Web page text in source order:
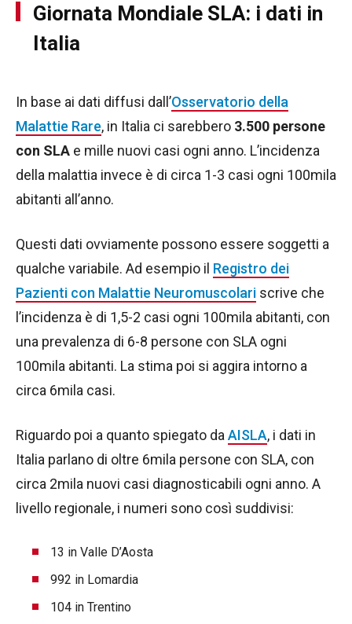
Giornata Mondiale SLA: i dati in
Italia
In base ai dati diffusi dall’Osservatorio della
Malattie Rare, in Italia ci sarebbero 3.500 persone
con SLA e mille nuovi casi ogni anno. L’incidenza
della malattia invece è di circa 1-3 casi ogni 100mila
abitanti all’anno.
Questi dati ovviamente possono essere soggetti a
qualche variabile. Ad esempio il Registro dei
Pazienti con Malattie Neuromuscolari scrive che
l’incidenza è di 1,5-2 casi ogni 100mila abitanti, con
una prevalenza di 6-8 persone con SLA ogni
100mila abitanti. La stima poi si aggira intorno a
circa 6mila casi.
Riguardo poi a quanto spiegato daAISLA, i dati in
Italia parlano di oltre 6mila persone con SLA, con
circa 2mila nuovi casi diagnosticabili ogni anno. A
livello regionale, i numeri sono così suddivisi:
13 in Valle D’Aosta
992 in Lomardia
104 in Trentino